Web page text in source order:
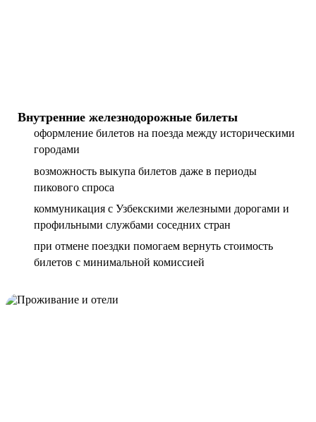
Внутренние железнодорожные билеты
оформление билетов на поезда между историческими
городами
возможность выкупа билетов даже в периоды
пикового спроса
коммуникация с Узбекскими железными дорогами и
профильными службами соседних стран
при отмене поездки помогаем вернуть стоимость
билетов с минимальной комиссией